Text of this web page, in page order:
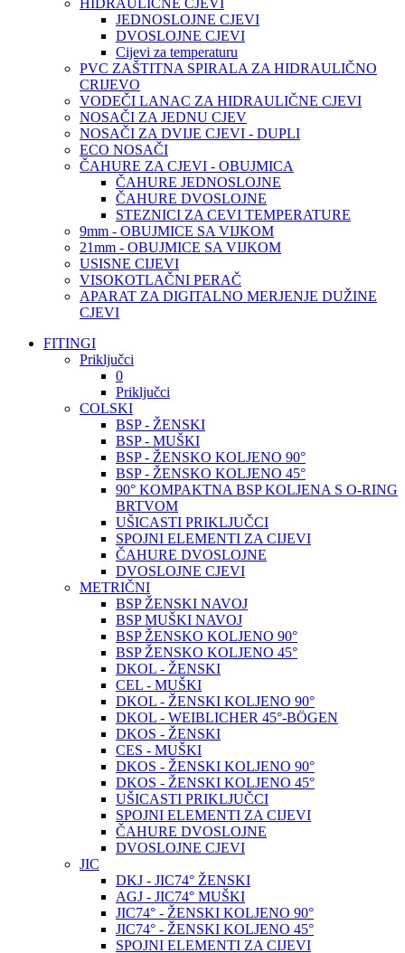
HIDRAULIČNE CJEVI
JEDNOSLOJNE CJEVI
DVOSLOJNE CJEVI
Cijevi za temperaturu
PVC ZAŠTITNA SPIRALA ZA HIDRAULIČNO
CRIJEVO
VODEČI LANAC ZA HIDRAULIČNE CJEVI
NOSAČI ZA JEDNU CJEV
NOSAČI ZA DVIJE CJEVI - DUPLI
ECO NOSAČI
ČAHURE ZA CJEVI - OBUJMICA
ČAHURE JEDNOSLOJNE
ČAHURE DVOSLOJNE
STEZNICI ZA CEVI TEMPERATURE
9mm - OBUJMICE SA VIJKOM
21mm - OBUJMICE SA VIJKOM
USISNE CIJEVI
VISOKOTLAČNI PERAČ
APARAT ZA DIGITALNO MERJENJE DUŽINE
CJEVI
FITINGI
Priključci
0
Priključci
COLSKI
BSP - ŽENSKI
BSP - MUŠKI
BSP - ŽENSKO KOLJENO 90°
BSP - ŽENSKO KOLJENO 45°
90° KOMPAKTNA BSP KOLJENA S O-RING
BRTVOM
UŠICASTI PRIKLJUČCI
SPOJNI ELEMENTI ZA CIJEVI
ČAHURE DVOSLOJNE
DVOSLOJNE CJEVI
METRIČNI
BSP ŽENSKI NAVOJ
BSP MUŠKI NAVOJ
BSP ŽENSKO KOLJENO 90°
BSP ŽENSKO KOLJENO 45°
DKOL - ŽENSKI
CEL - MUŠKI
DKOL - ŽENSKI KOLJENO 90°
DKOL - WEIBLICHER 45°-BÖGEN
DKOS - ŽENSKI
CES - MUŠKI
DKOS - ŽENSKI KOLJENO 90°
DKOS - ŽENSKI KOLJENO 45°
UŠICASTI PRIKLJUČCI
SPOJNI ELEMENTI ZA CIJEVI
ČAHURE DVOSLOJNE
DVOSLOJNE CJEVI
JIC
DKJ - JIC74° ŽENSKI
AGJ - JIC74° MUŠKI
JIC74° - ŽENSKI KOLJENO 90°
JIC74° - ŽENSKI KOLJENO 45°
SPOJNI ELEMENTI ZA CIJEVI